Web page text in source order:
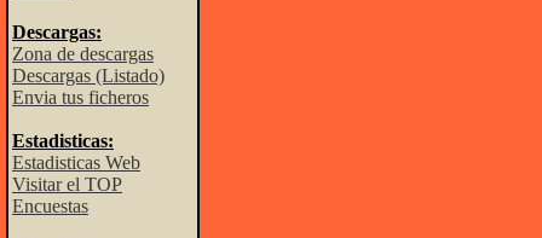
Descargas:
Zona de descargas
Descargas (Listado)
Envia tus ficheros
Estadisticas:
Estadisticas Web
Visitar el TOP
Encuestas